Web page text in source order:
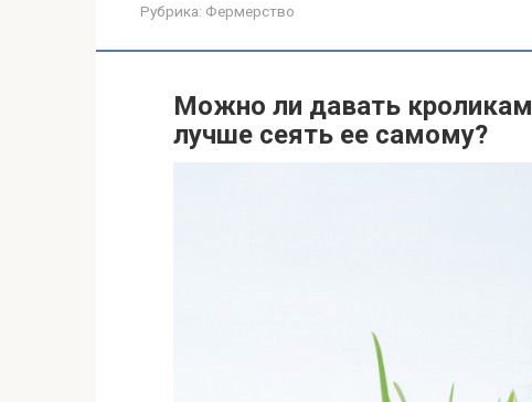
Рубрика: Фермерство
Можно ли давать
лучше сеять ее самому?